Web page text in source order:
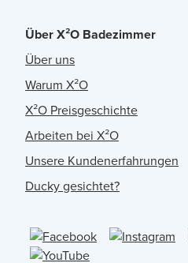
Über X²O Badezimmer
Über uns
Warum X²O
X²O Preisgeschichte
Arbeiten bei X²O
Unsere Kundenerfahrungen
Ducky gesichtet?